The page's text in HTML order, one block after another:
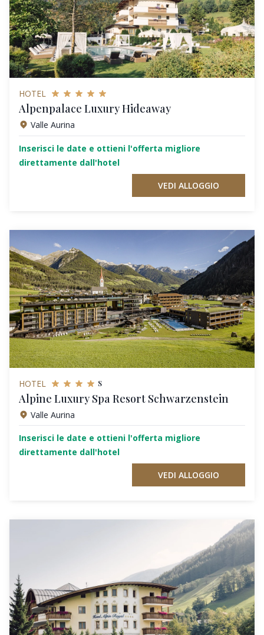
HOTEL
Alpenpalace Luxury Hideaway
Valle Aurina
Inserisci le date e ottieni l'offerta migliore
direttamente dall'hotel
VEDI ALLOGGIO
HOTEL s
Alpine Luxury Spa Resort Schwarzenstein
Valle Aurina
Inserisci le date e ottieni l'offerta migliore
direttamente dall'hotel
VEDI ALLOGGIO